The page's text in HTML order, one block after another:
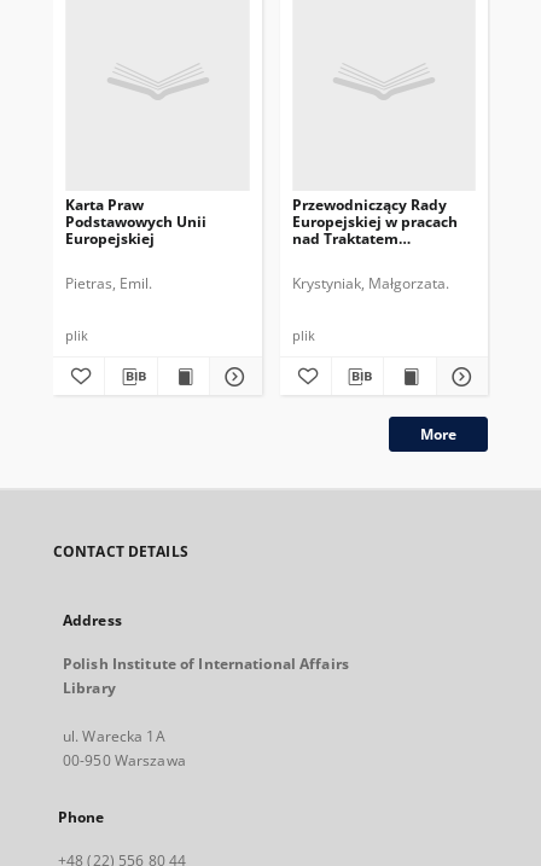
Karta Praw
Podstawowych Unii
Europejskiej
Pietras, Emil.
plik
Przewodniczący Rady
Europejskiej w pracach
nad Traktatem
Krystyniak, Małgorzata.
plik
More
CONTACT DETAILS
Address
Polish Institute of International Affairs
Library
ul. Warecka 1A
00-950 Warszawa
Phone
+48 (22) 556 80 44